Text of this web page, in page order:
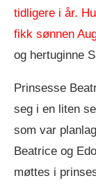
tidligere i år.
fikk sønnen
og hertuginne
Prinsesse
seg i en liten
som var
Beatrice og
møttes i